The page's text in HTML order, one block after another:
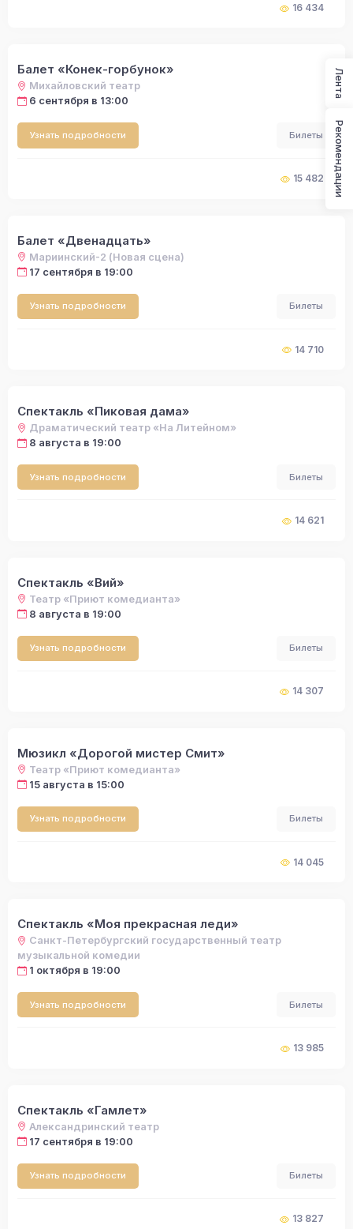
16 434
Балет «Конек-горбунок»
Михайловский театр
6 сентября в 13:00
Узнать подробности Билеты
15 482
Балет «Двенадцать»
Мариинский-2 (Новая сцена)
17 сентября в 19:00
Узнать подробности Билеты
14 710
Спектакль «Пиковая дама»
Драматический театр «На Литейном»
8 августа в 19:00
Узнать подробности Билеты
14 621
Спектакль «Вий»
Театр «Приют комедианта»
8 августа в 19:00
Узнать подробности Билеты
14 307
Мюзикл «Дорогой мистер Смит»
Театр «Приют комедианта»
15 августа в 15:00
Узнать подробности Билеты
14 045
Спектакль «Моя прекрасная леди»
Санкт-Петербургский государственный театр
музыкальной комедии
1 октября в 19:00
Узнать подробности Билеты
13 985
Спектакль «Гамлет»
Александринский театр
17 сентября в 19:00
Узнать подробности Билеты
13 827
Лента
Рекомендации